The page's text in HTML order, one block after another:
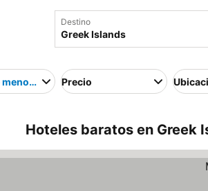
Destino
a mayorPrecio
Hoteles baratos en Greek